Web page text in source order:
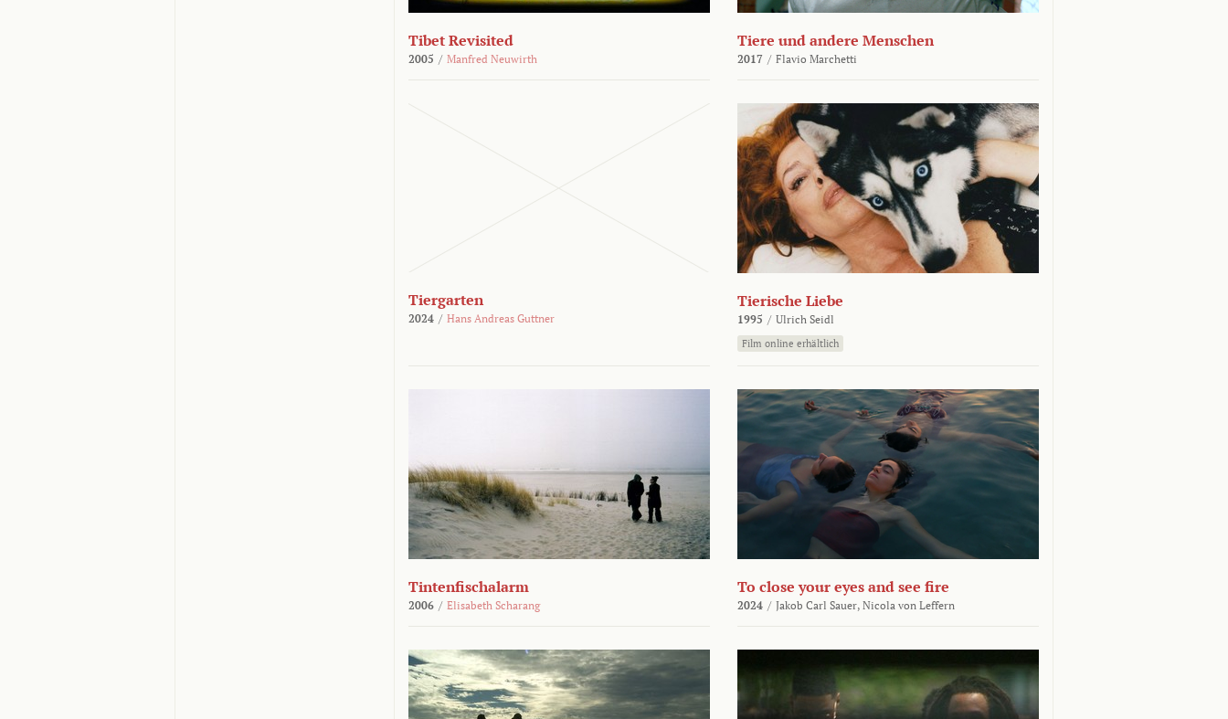
Tibet Revisited
2005 / Manfred Neuwirth
Tiere und andere Menschen
2017 / Flavio Marchetti
Tiergarten
2024 / Hans Andreas Guttner
Tierische Liebe
1995 / Ulrich Seidl
Film online erhältlich
Tintenfischalarm
2006 / Elisabeth Scharang
To close your eyes and see fire
2024 / Jakob Carl Sauer, Nicola von Leffern